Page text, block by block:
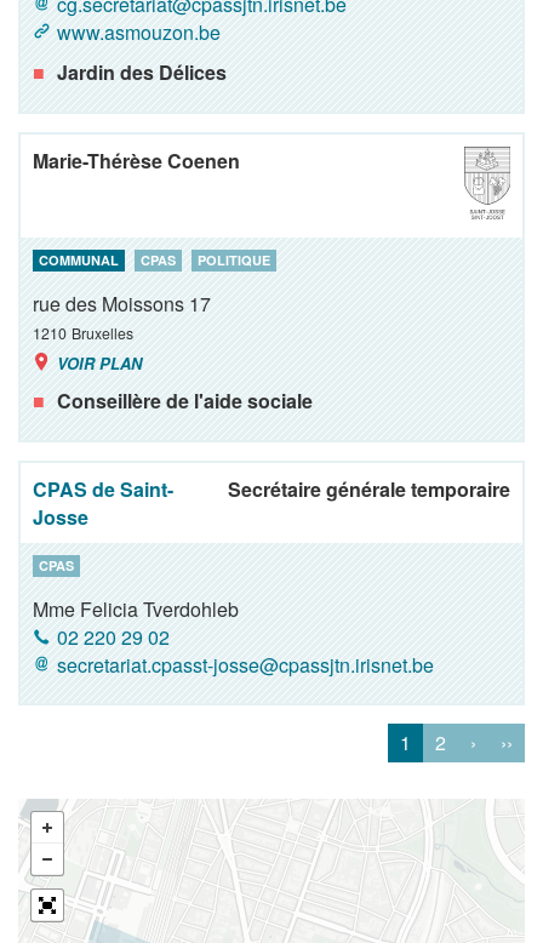
www.asmouzon.be
Jardin des Délices
Marie-Thérèse Coenen
COMMUNAL CPAS POLITIQUE
rue des Moissons 17
1210 Bruxelles
VOIR PLAN
Conseillère de l'aide sociale
CPAS de Saint-
Josse
Secrétaire générale temporaire
CPAS
Mme Felicia Tverdohleb
02 220 29 02
secretariat.cpasst-josse@cpassjtn.irisnet.be
1 2 › ››